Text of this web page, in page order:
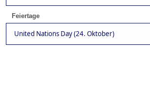
Feiertage
United Nations Day (24. Oktober)